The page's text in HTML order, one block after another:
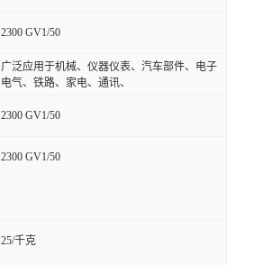
2300 GV1/50
广泛应用于机械、仪器仪表、汽车部件、电子
电气、铁路、家电、通讯、
2300 GV1/50
2300 GV1/50
25/千克